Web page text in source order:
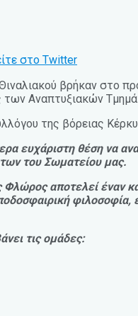
στο Twitter
βρήκαν στο
Αναπτυξιακών
της βόρειας
ευχάριστη θέση να
του Σωματείου μας.
Φλώρος αποτελεί έναν
τις ομάδες: